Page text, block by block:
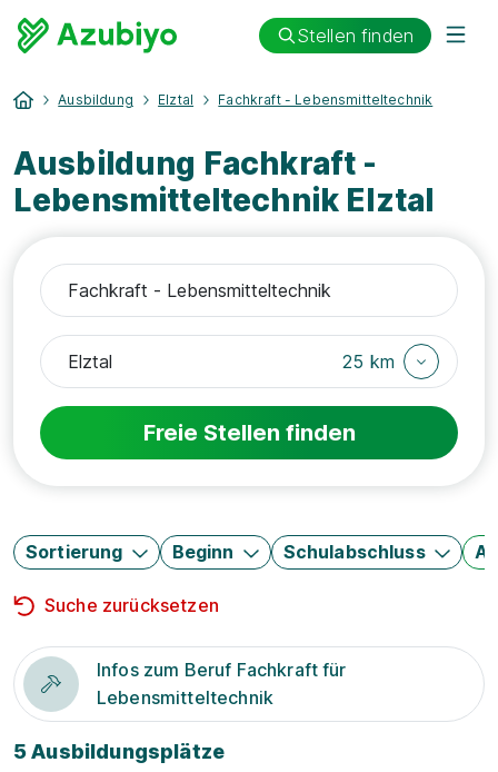
Stellen finden
Ausbildung Elztal Fachkraft - Lebensmitteltechnik
Ausbildung Fachkraft -
Lebensmitteltechnik Elztal
25 km
Freie Stellen finden
Sortierung Beginn Schulabschluss
Suche zurücksetzen
Infos zum Beruf Fachkraft für
Lebensmitteltechnik
5 Ausbildungsplätze